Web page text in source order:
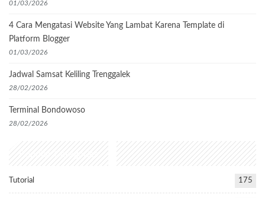
01/03/2026
4 Cara Mengatasi Website Yang Lambat Karena Template di
Platform Blogger
01/03/2026
Jadwal Samsat Keliling Trenggalek
28/02/2026
Terminal Bondowoso
28/02/2026
Popular Categories
Tutorial 175